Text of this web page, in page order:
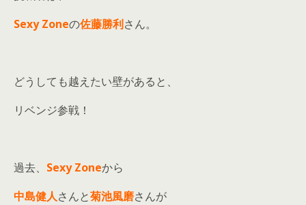
Sexy Zoneの佐藤勝利さん。
どうしても越えたい壁があると、
リベンジ参戦！
過去、 Sexy Zoneから
中島健人さんと菊池風磨さんが